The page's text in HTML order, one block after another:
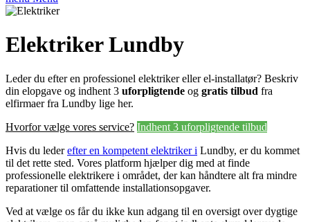
Elektriker Lundby
Leder du efter en professionel elektriker eller el-installatør? Beskriv
din elopgave og indhent 3 uforpligtende og gratis tilbud fra
elfirmaer fra Lundby lige her.
Hvorfor vælge vores service? Indhent 3 uforpligtende tilbud
Hvis du lederefter en kompetent elektriker i Lundby, er du kommet
til det rette sted. Vores platform hjælper dig med at finde
professionelle elektrikere i området, der kan håndtere alt fra mindre
reparationer til omfattende installationsopgaver.
Ved at vælge os får du ikke kun adgang til en oversigt over dygtige